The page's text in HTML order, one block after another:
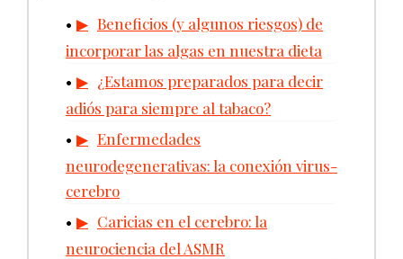
Beneficios (y algunos riesgos) de
incorporar las algas en nuestra dieta
¿Estamos preparados para decir
adiós para siempre al tabaco?
Enfermedades
neurodegenerativas: la conexión virus-
cerebro
Caricias en el cerebro: la
neurociencia del ASMR